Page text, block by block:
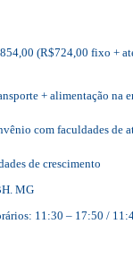
(R$724,00 fixo +
+ alimentação na
com faculdades de
de crescimento
MG
11:30 – 17:50 /